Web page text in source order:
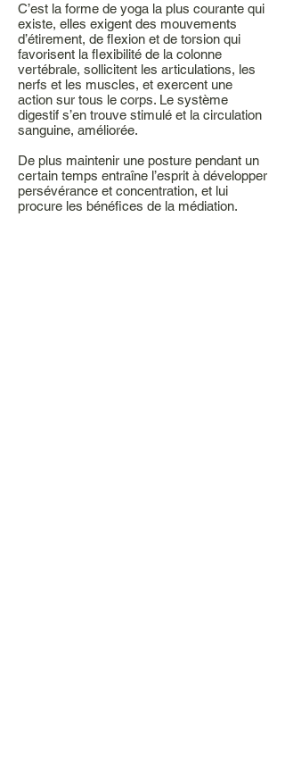
C’est la forme de yoga la plus courante qui
existe, elles exigent des mouvements
d’étirement, de flexion et de torsion qui
favorisent la flexibilité de la colonne
vertébrale, sollicitent les articulations, les
nerfs et les muscles, et exercent une
action sur tous le corps. Le système
digestif s’en trouve stimulé et la circulation
sanguine, améliorée.
De plus maintenir une posture pendant un
certain temps entraîne l’esprit à développer
persévérance et concentration, et lui
procure les bénéfices de la médiation.